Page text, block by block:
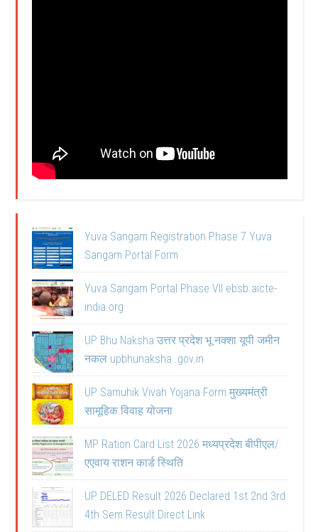
Yuva Sangam Registration Phase 7 Yuva
Sangam Portal Form
Yuva Sangam Portal Phase VII ebsb.aicte-
india.org
UP Bhu Naksha उत्तर प्रदेश भू नक्शा यूपी जमीन
नकल upbhunaksha .gov.in
UP Samuhik Vivah Yojana Form मुख्यमंत्री
सामूहिक विवाह योजना
MP Ration Card List 2026 मध्यप्रदेश बीपीएल/
एएवाय राशन कार्ड स्थिति
UP DELED Result 2026 Declared 1st 2nd 3rd
4th Sem Result Direct Link